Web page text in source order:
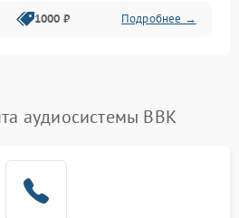
1000 ₽ Подробнее →
аудиосистемы BBK